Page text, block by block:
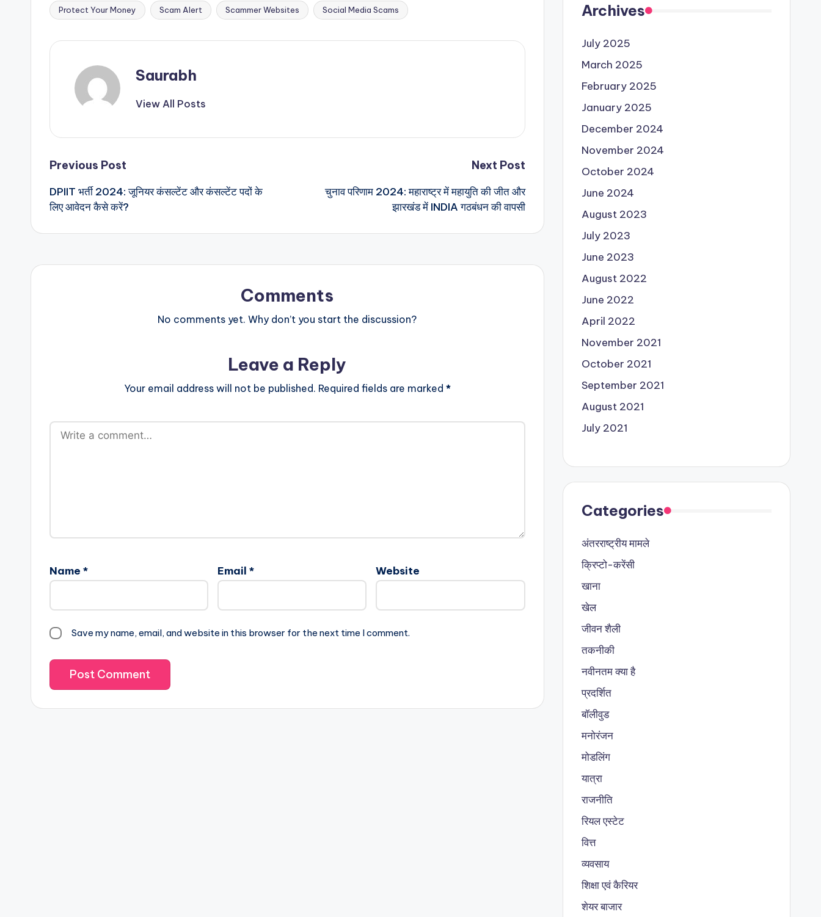
Protect Your Money Scam Alert Scammer Websites Social Media Scams
Saurabh
View All Posts
Post
navigation
Previous Post
DPIIT भर्ती 2024: जूनियर कंसल्टेंट और कंसल्टेंट पदों के
लिए आवेदन कैसे करें?
Next Post
चुनाव परिणाम 2024: महाराष्ट्र में महायुति की जीत और
झारखंड में INDIA गठबंधन की वापसी
Comments
No comments yet. Why don’t you start the discussion?
Leave a Reply
Your email address will not be published. Required fields are marked *
Name * Email * Website
Save my name, email, and website in this browser for the next time I comment.
Archives
July 2025
March 2025
February 2025
January 2025
December 2024
November 2024
October 2024
June 2024
August 2023
July 2023
June 2023
August 2022
June 2022
April 2022
November 2021
October 2021
September 2021
August 2021
July 2021
Categories
अंतरराष्ट्रीय मामले
क्रिप्टो-करेंसी
खाना
खेल
जीवन शैली
तकनीकी
नवीनतम क्या है
प्रदर्शित
बॉलीवुड
मनोरंजन
मोडलिंग
यात्रा
राजनीति
रियल एस्टेट
वित्त
व्यवसाय
शिक्षा एवं कैरियर
शेयर बाजार